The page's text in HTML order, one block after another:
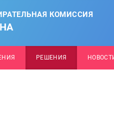
КОМИССИЯ
РЕШЕНИЯ